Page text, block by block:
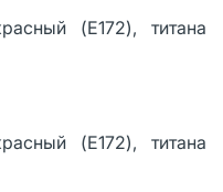
(E172), титана
(E172), титана